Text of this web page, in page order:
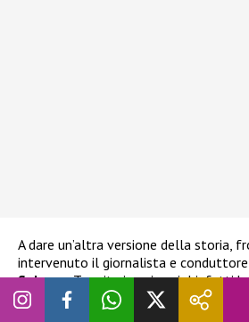
A dare un’altra versione della storia,
intervenuto il giornalista e
Salerno. Tramite i suoi social infatti
Diamante
è stato trasmesso da 87
passaggi da febbraio a maggio”
.